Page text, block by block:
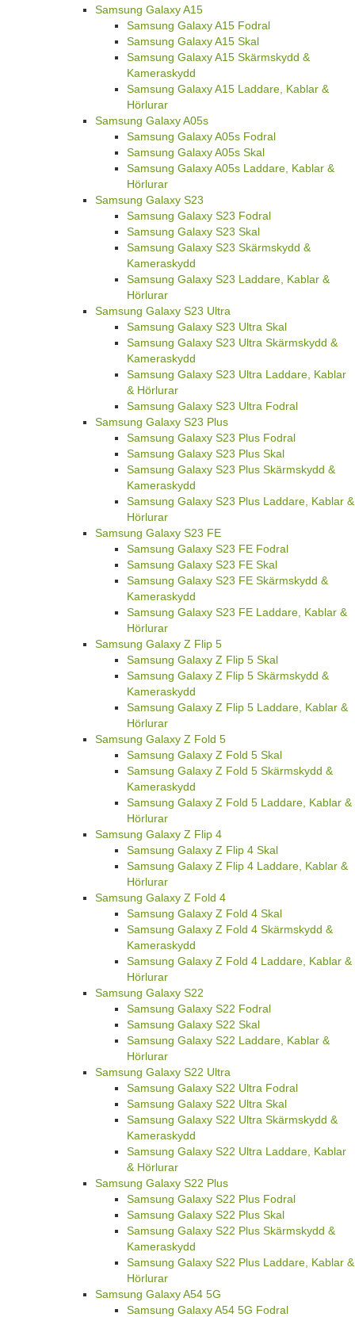
Samsung Galaxy A15
Samsung Galaxy A15 Fodral
Samsung Galaxy A15 Skal
Samsung Galaxy A15 Skärmskydd &
Kameraskydd
Samsung Galaxy A15 Laddare, Kablar &
Hörlurar
Samsung Galaxy A05s
Samsung Galaxy A05s Fodral
Samsung Galaxy A05s Skal
Samsung Galaxy A05s Laddare, Kablar &
Hörlurar
Samsung Galaxy S23
Samsung Galaxy S23 Fodral
Samsung Galaxy S23 Skal
Samsung Galaxy S23 Skärmskydd &
Kameraskydd
Samsung Galaxy S23 Laddare, Kablar &
Hörlurar
Samsung Galaxy S23 Ultra
Samsung Galaxy S23 Ultra Skal
Samsung Galaxy S23 Ultra Skärmskydd &
Kameraskydd
Samsung Galaxy S23 Ultra Laddare, Kablar
& Hörlurar
Samsung Galaxy S23 Ultra Fodral
Samsung Galaxy S23 Plus
Samsung Galaxy S23 Plus Fodral
Samsung Galaxy S23 Plus Skal
Samsung Galaxy S23 Plus Skärmskydd &
Kameraskydd
Samsung Galaxy S23 Plus Laddare, Kablar &
Hörlurar
Samsung Galaxy S23 FE
Samsung Galaxy S23 FE Fodral
Samsung Galaxy S23 FE Skal
Samsung Galaxy S23 FE Skärmskydd &
Kameraskydd
Samsung Galaxy S23 FE Laddare, Kablar &
Hörlurar
Samsung Galaxy Z Flip 5
Samsung Galaxy Z Flip 5 Skal
Samsung Galaxy Z Flip 5 Skärmskydd &
Kameraskydd
Samsung Galaxy Z Flip 5 Laddare, Kablar &
Hörlurar
Samsung Galaxy Z Fold 5
Samsung Galaxy Z Fold 5 Skal
Samsung Galaxy Z Fold 5 Skärmskydd &
Kameraskydd
Samsung Galaxy Z Fold 5 Laddare, Kablar &
Hörlurar
Samsung Galaxy Z Flip 4
Samsung Galaxy Z Flip 4 Skal
Samsung Galaxy Z Flip 4 Laddare, Kablar &
Hörlurar
Samsung Galaxy Z Fold 4
Samsung Galaxy Z Fold 4 Skal
Samsung Galaxy Z Fold 4 Skärmskydd &
Kameraskydd
Samsung Galaxy Z Fold 4 Laddare, Kablar &
Hörlurar
Samsung Galaxy S22
Samsung Galaxy S22 Fodral
Samsung Galaxy S22 Skal
Samsung Galaxy S22 Laddare, Kablar &
Hörlurar
Samsung Galaxy S22 Ultra
Samsung Galaxy S22 Ultra Fodral
Samsung Galaxy S22 Ultra Skal
Samsung Galaxy S22 Ultra Skärmskydd &
Kameraskydd
Samsung Galaxy S22 Ultra Laddare, Kablar
& Hörlurar
Samsung Galaxy S22 Plus
Samsung Galaxy S22 Plus Fodral
Samsung Galaxy S22 Plus Skal
Samsung Galaxy S22 Plus Skärmskydd &
Kameraskydd
Samsung Galaxy S22 Plus Laddare, Kablar &
Hörlurar
Samsung Galaxy A54 5G
Samsung Galaxy A54 5G Fodral